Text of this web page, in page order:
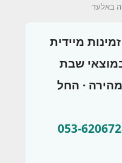
באלעד
מיידית
שבת
· החל
053-